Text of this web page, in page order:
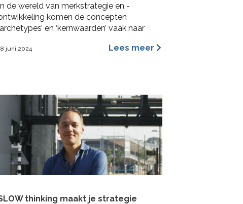
de wereld van merkstrategie en -
komen de concepten
en ‘kernwaarden’ vaak naar
van een merkidentiteit, maar ze
ben dat archetypes een
dynamischer en inspirerender hulpmiddel is
dan […]
juni 2024 Lees meer
thinking maakt je strategie